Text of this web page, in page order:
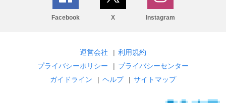
Facebook X Instagram
運営会社 | 利用規約
プライバシーポリシー
| プライバシーセンター
ガイドライン
| ヘルプ | サイトマップ